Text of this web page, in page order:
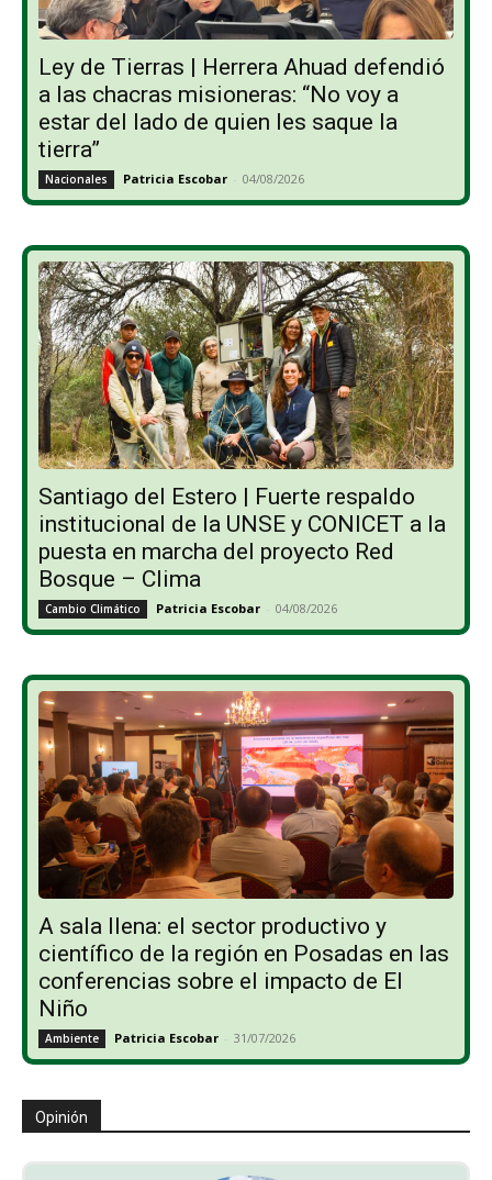
Ley de Tierras | Herrera Ahuad defendió
a las chacras misioneras: “No voy a
estar del lado de quien les saque la
tierra”
Nacionales Patricia Escobar - 04/08/2026
Santiago del Estero | Fuerte respaldo
institucional de la UNSE y CONICET a la
puesta en marcha del proyecto Red
Bosque – Clima
Cambio Climático Patricia Escobar - 04/08/2026
A sala llena: el sector productivo y
científico de la región en Posadas en las
conferencias sobre el impacto de El
Niño
Ambiente Patricia Escobar - 31/07/2026
Opinión